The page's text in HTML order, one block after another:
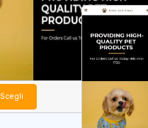
Scegli